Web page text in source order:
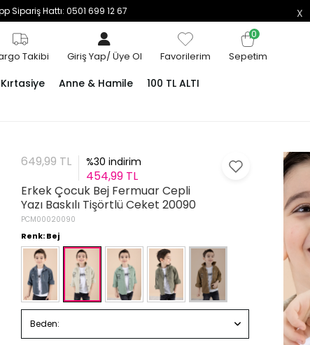
Sipariş Hattı: 0501 699 12 67
Takibi Giriş Yap/Üye Ol Favorilerim
0
Sepetim
Anne & Hamile
100 TL ALTI
649,99 TL %30 indirim
454,99 TL
Erkek Çocuk Bej Fermuar Cepli
Yazı Baskılı Tişörtlü Ceket 20090
PCM00020090
Renk: Bej
Beden: